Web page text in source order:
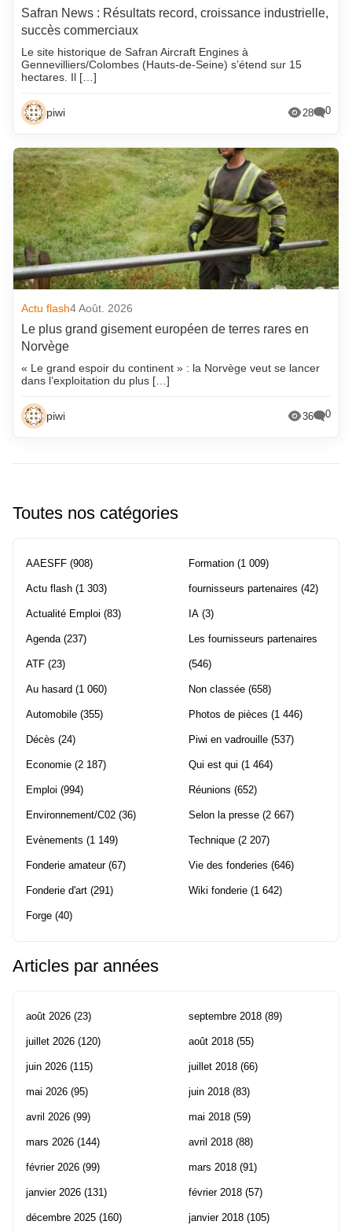
Safran News : Résultats record, croissance industrielle,
succès commerciaux
Le site historique de Safran Aircraft Engines à
Gennevilliers/Colombes (Hauts-de-Seine) s’étend sur 15
hectares. Il […]
piwi 28 0
Actu flash4 Août. 2026
Le plus grand gisement européen de terres rares en
Norvège
« Le grand espoir du continent » : la Norvège veut se lancer
dans l’exploitation du plus […]
piwi 36 0
Toutes nos catégories
AAESFF (908)
Actu flash (1 303)
Actualité Emploi (83)
Agenda(237)
ATF (23)
Au hasard (1 060)
Automobile (355)
Décès (24)
Economie (2 187)
Emploi (994)
Environnement/C02 (36)
Evènements (1 149)
Fonderie amateur(67)
Fonderie d'art (291)
Forge (40)
Formation (1 009)
fournisseurs partenaires (42)
IA (3)
Les fournisseurs partenaires
(546)
Non classée (658)
Photos de pièces (1 446)
Piwi en vadrouille (537)
Qui est qui (1 464)
Réunions (652)
Selon la presse (2 667)
Technique (2 207)
Vie des fonderies (646)
Wiki fonderie (1 642)
Articles par années
août 2026 (23)
juillet 2026 (120)
juin 2026 (115)
mai 2026 (95)
avril 2026 (99)
mars 2026 (144)
février 2026 (99)
janvier 2026 (131)
décembre 2025 (160)
septembre 2018 (89)
août 2018 (55)
juillet 2018 (66)
juin 2018 (83)
mai 2018 (59)
avril 2018 (88)
mars 2018 (91)
février 2018 (57)
janvier 2018 (105)